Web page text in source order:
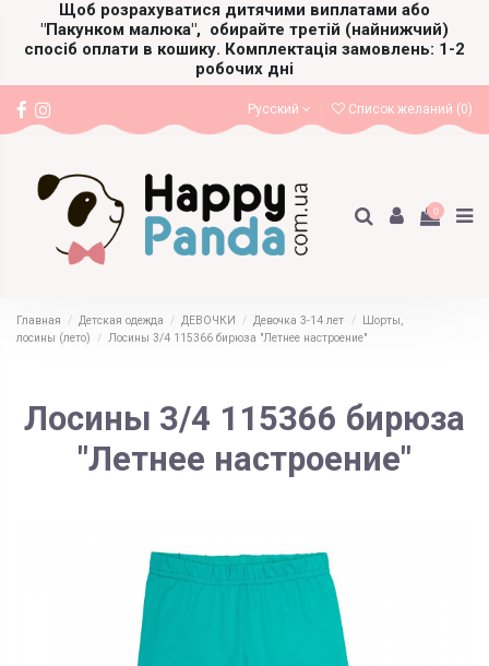
Щоб розрахуватися дитячими виплатами або
"Пакунком малюка", обирайте третій (найнижчий)
спосіб оплати в кошику. Комплектація замовлень: 1-2
робочих дні
Русский Список желаний (0)
0
Главная Детская одежда ДЕВОЧКИ Девочка 3-14 лет
Шорты,
лосины (лето)
Лосины 3/4 115366 бирюза "Летнее настроение"
Лосины 3/4 115366 бирюза
"Летнее настроение"